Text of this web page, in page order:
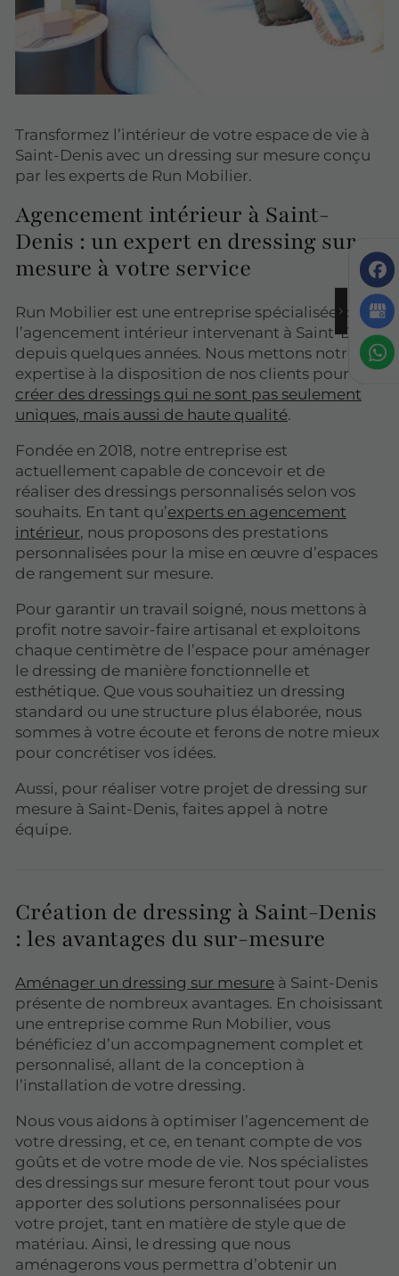
Transformez l’intérieur de votre espace de vie à
Saint-Denis avec un dressing sur mesure conçu
par les experts de Run Mobilier.
Agencement intérieur à Saint-
Denis : un expert en dressing sur
mesure à votre service
Run Mobilier est une entreprise spécialisée dans
l’agencement intérieur intervenant à Saint-Denis
depuis quelques années. Nous mettons notre
expertise à la disposition de nos clients pour
créer des dressings qui ne sont pas seulement
uniques, mais aussi de haute qualité.
Fondée en 2018, notre entreprise est
actuellement capable de concevoir et de
réaliser des dressings personnalisés selon vos
souhaits. En tant qu’experts en agencement
intérieur, nous proposons des prestations
personnalisées pour la mise en œuvre d’espaces
de rangement sur mesure.
Pour garantir un travail soigné, nous mettons à
profit notre savoir-faire artisanal et exploitons
chaque centimètre de l’espace pour aménager
le dressing de manière fonctionnelle et
esthétique. Que vous souhaitiez un dressing
standard ou une structure plus élaborée, nous
sommes à votre écoute et ferons de notre mieux
pour concrétiser vos idées.
Aussi, pour réaliser votre projet de dressing sur
mesure à Saint-Denis, faites appel à notre
équipe.
Création de dressing à Saint-Denis
: les avantages du sur-mesure
Aménager un dressing sur mesure à Saint-Denis
présente de nombreux avantages. En choisissant
une entreprise comme Run Mobilier, vous
bénéficiez d’un accompagnement complet et
personnalisé, allant de la conception à
l’installation de votre dressing.
Nous vous aidons à optimiser l’agencement de
votre dressing, et ce, en tenant compte de vos
goûts et de votre mode de vie. Nos spécialistes
des dressings sur mesure feront tout pour vous
apporter des solutions personnalisées pour
votre projet, tant en matière de style que de
matériau. Ainsi, le dressing que nous
aménagerons vous permettra d’obtenir un